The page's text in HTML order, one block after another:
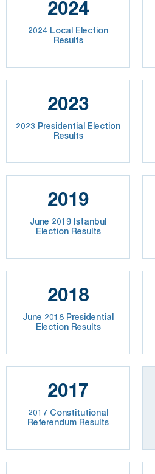
2024
2024 Local Election
Results
2023
2023 Presidential Election
Results
2019
June 2019 Istanbul
Election Results
2018
June 2018 Presidential
Election Results
2017
2017 Constitutional
Referendum Results